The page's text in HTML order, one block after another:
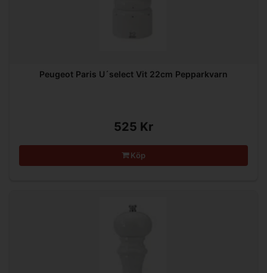
Peugeot Paris U´select Vit 22cm Pepparkvarn
525 Kr
Köp